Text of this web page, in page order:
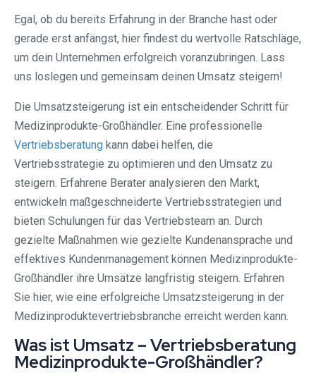
Egal, ob du bereits Erfahrung in der Branche hast oder
gerade erst anfängst, hier findest du wertvolle Ratschläge,
um dein Unternehmen erfolgreich voranzubringen. Lass
uns loslegen und gemeinsam deinen Umsatz steigern!
Die Umsatzsteigerung ist ein entscheidender Schritt für
Medizinprodukte-Großhändler. Eine professionelle
Vertriebsberatung kann dabei helfen, die
Vertriebsstrategie zu optimieren und den Umsatz zu
steigern. Erfahrene Berater analysieren den Markt,
entwickeln maßgeschneiderte Vertriebsstrategien und
bieten Schulungen für das Vertriebsteam an. Durch
gezielte Maßnahmen wie gezielte Kundenansprache und
effektives Kundenmanagement können Medizinprodukte-
Großhändler ihre Umsätze langfristig steigern. Erfahren
Sie hier, wie eine erfolgreiche Umsatzsteigerung in der
Medizinproduktevertriebsbranche erreicht werden kann.
Was ist Umsatz – Vertriebsberatung
Medizinprodukte-Großhändler?